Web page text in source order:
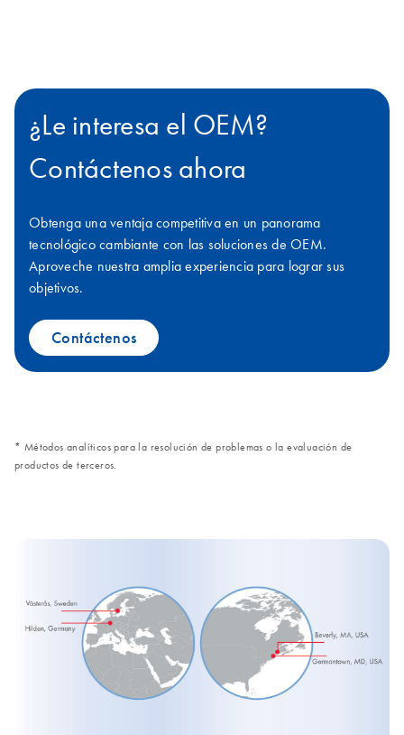
¿Le interesa el OEM?
Contáctenos ahora
Obtenga una ventaja competitiva en un panorama
tecnológico cambiante con las soluciones de OEM.
Aproveche nuestra amplia experiencia para lograr sus
objetivos.
Contáctenos
* Métodos analíticos para la resolución de problemas o la evaluación de
productos de terceros.